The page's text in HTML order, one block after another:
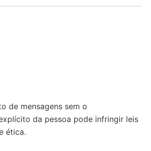
de mensagens sem o
da pessoa pode infringir leis
ética.